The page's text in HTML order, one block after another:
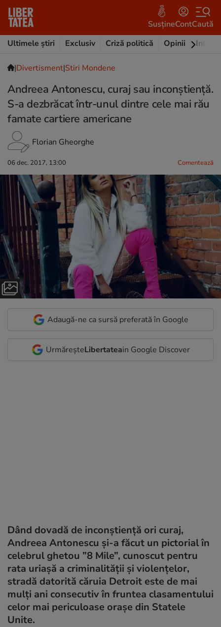
SusțineContCaută
Ultimele știri
Exclusiv Criză politică Opinii
|Divertisment|Stiri Mondene
Andreea Antonescu, curaj sau inconștiență.
S-a dezbrăcat într-unul dintre cele mai rău
famate cartiere americane
Florian Gheorghe
06 dec. 2017, 13:00 Comentează
Adaugă-ne ca sursă preferată în Google
UrmăreșteLibertateain Google Discover
Dând dovadă de inconștiență ori curaj,
Andreea Antonescu și-a făcut un pictorial în
celebrul ghetou ”8 Mile”, cunoscut pentru
rata uriașă a criminalității și violențelor,
stradă datorită căruia Detroit este de mai
mulți ani consecutiv în fruntea clasamentului
celor mai periculoase orașe din Statele
Unite.